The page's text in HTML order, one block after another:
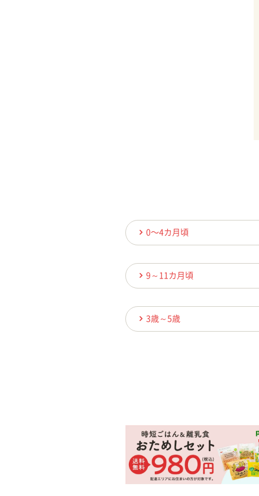
0〜4カ月頃
9～11カ月頃
3歳～5歳